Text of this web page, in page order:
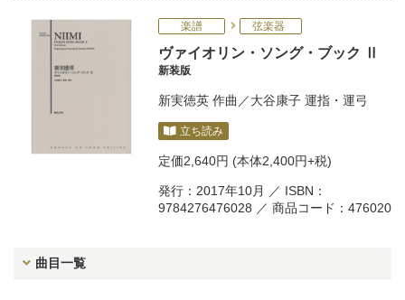
楽譜 弦楽器
ヴァイオリン・ソング・ブック Ⅱ
新装版
新実徳英 作曲／大谷康子 運指・運弓
立ち読み
定価2,640円 (本体2,400円+税)
発行：2017年10月 ／ ISBN：
9784276476028 ／ 商品コード：476020
曲目一覧